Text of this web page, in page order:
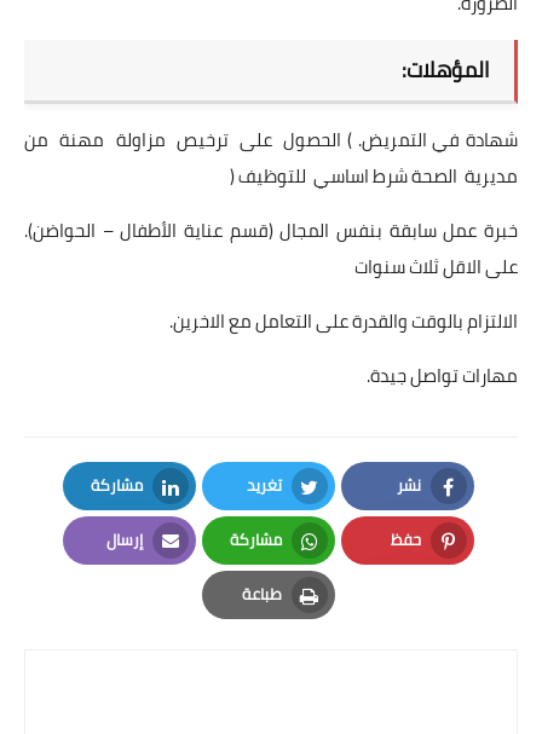
المؤهلات:
شهادة في التمريض. ) الحصول على ترخيص مزاولة مهنة من
مديرية الصحة شرط اساسي للتوظيف (
خبرة عمل سابقة بنفس المجال (قسم عناية الأطفال – الحواضن).
على الاقل ثلاث سنوات
الالتزام بالوقت والقدرة على التعامل مع الاخرين.
مهارات تواصل جيدة.
نشر
Facebook
تغريد
Twitter
مشاركة
LinkedIn
حفظ
Pinterest
مشاركة
Whatsapp
إرسال
Email
طباعة
Print